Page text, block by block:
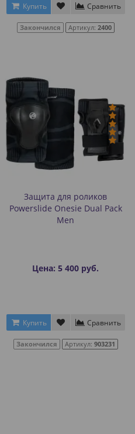
Купить Сравнить
Закончился Артикул: 2400
Защита для роликов
Powerslide Onesie Dual Pack
Men
Цена: 5 400 руб.
Купить Сравнить
Закончился Артикул: 903231